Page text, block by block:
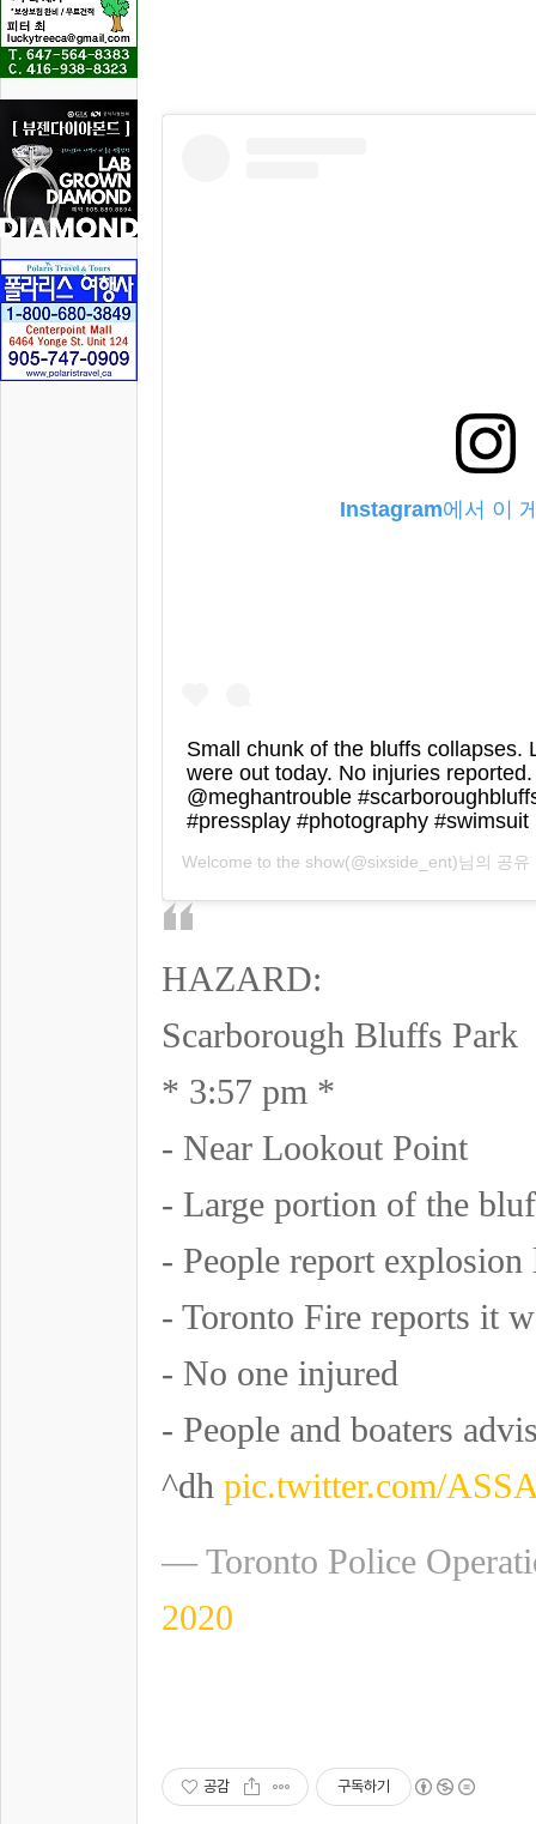
Instagram에서 이
Small chunk of the bluffs collapses.
were out today. No injuries
@meghantrouble
#pressplay #photography #swimsuit
Welcome to the show(@sixside_ent)님의 공
HAZARD:
Scarborough Bluffs Park
* 3:57 pm *
- Near Lookout Point
- Large portion of the
- People report explosion
- Toronto Fire reports it
- No one injured
- People and boaters
^dh pic.twitter.com/
— Toronto Police
2020
공감 구독하기